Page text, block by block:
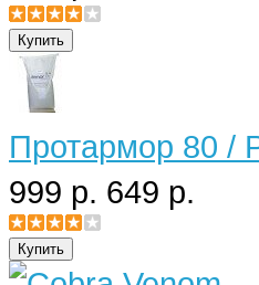
Протармор 80 /
999 р. 649 р.